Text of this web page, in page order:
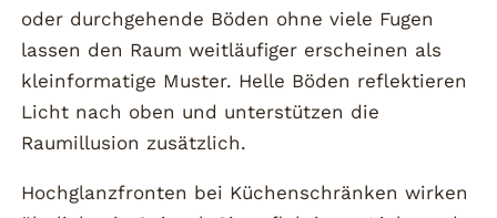
oder durchgehende Böden ohne viele Fugen
lassen den Raum weitläufiger erscheinen als
kleinformatige Muster. Helle Böden reflektieren
Licht nach oben und unterstützen die
Raumillusion zusätzlich.
Hochglanzfronten bei Küchenschränken wirken